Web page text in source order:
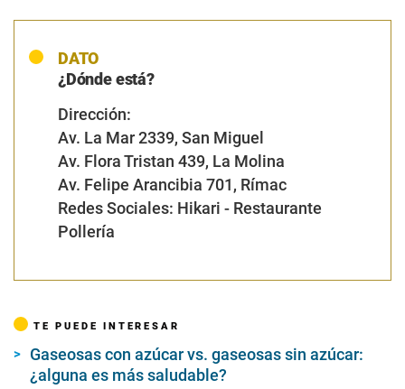
DATO
¿Dónde está?
Dirección:
Av. La Mar 2339, San Miguel
Av. Flora Tristan 439, La Molina
Av. Felipe Arancibia 701, Rímac
Redes Sociales: Hikari - Restaurante
Pollería
TE PUEDE INTERESAR
Gaseosas con azúcar vs. gaseosas sin azúcar:
¿alguna es más saludable?